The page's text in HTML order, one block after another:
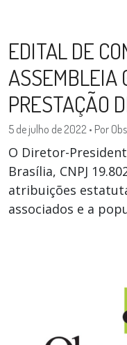
EDITAL DE
ASSEMBLEIA
PRESTAÇÃO
5 de julho de 2022 • Por
O Diretor-
Brasília, CNPJ
atribuições
associados e a